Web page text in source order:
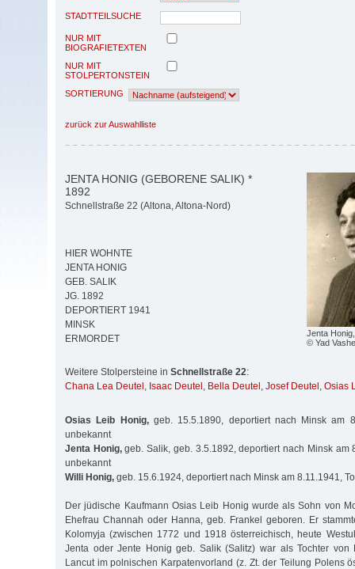
STADTTEILSUCHE
NUR MIT
BIOGRAFIETEXTEN
NUR MIT
STOLPERTONSTEIN
SORTIERUNG
zurück zur Auswahlliste
Jenta
© Yad
JENTA HONIG (GEBORENE SALIK) *
1892
Schnellstraße 22 (Altona, Altona-Nord)
HIER WOHNTE
JENTA HONIG
GEB. SALIK
JG. 1892
DEPORTIERT 1941
MINSK
ERMORDET
Weitere Stolpersteine in Schnellstraße 22:
Chana Lea Deutel , Isaac Deutel , Bella Deutel , Josef Deutel , Osias
Osias Leib Honig,geb. 15.5.1890, deportiert nach Minsk am
unbekannt
Jenta Honig,geb. Salik, geb. 3.5.1892, deportiert nach Minsk am
unbekannt
Willi Honig, geb. 15.6.1924, deportiert nach Minsk am 8.11.1941,
Der jüdische Kaufmann Osias Leib Honig wurde als Sohn von
Ehefrau Channah oder Hanna, geb. Frankel geboren. Er
Kolomyja (zwischen 1772 und 1918 österreichisch, heute
Jenta oder Jente Honig geb. Salik (Salitz) war als Tochter von
Lancut im polnischen Karpatenvorland (z. Zt. der Teilung Polens